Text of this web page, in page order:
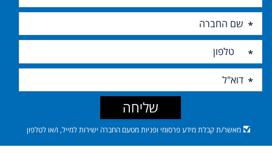
מאשר/ת קבלת מידע פרסומי ופניות מטעם החברה ישירות למייל, ו/או לטלפון
שליחה